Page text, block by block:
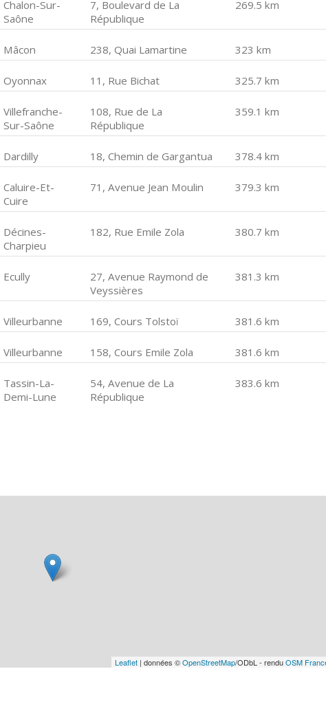
Chalon-Sur-
Saône
7, Boulevard de La
République
269.5 km
Mâcon 238, Quai Lamartine 323 km
Oyonnax 11, Rue Bichat 325.7 km
Villefranche-
Sur-Saône
108, Rue de La
République
359.1 km
Dardilly 18, Chemin de Gargantua 378.4 km
Caluire-Et-
Cuire
71, Avenue Jean Moulin 379.3 km
Décines-
Charpieu
182, Rue Emile Zola 380.7 km
Ecully
27, Avenue Raymond de
Veyssières
381.3 km
Villeurbanne 169, Cours Tolstoï 381.6 km
Villeurbanne 158, Cours Emile Zola 381.6 km
Tassin-La-
Demi-Lune
54, Avenue de La
République
383.6 km
Leaflet| données ©OpenStreetMap/ODbL - renduOSM